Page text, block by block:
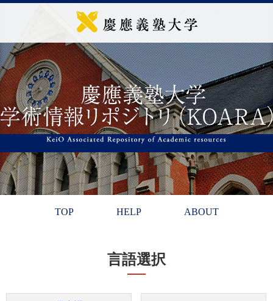
TOP HELP ABOUT
言語選択